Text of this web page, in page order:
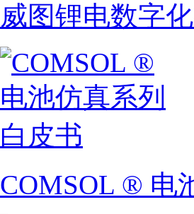
威图锂电数字
COMSOL ® 电